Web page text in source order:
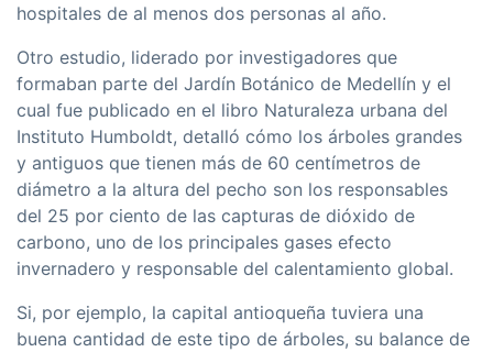
hospitales de al menos dos personas al año.
Otro estudio, liderado por investigadores que
formaban parte del Jardín Botánico de Medellín y el
cual fue publicado en el libro Naturaleza urbana del
Instituto Humboldt, detalló cómo los árboles grandes
y antiguos que tienen más de 60 centímetros de
diámetro a la altura del pecho son los responsables
del 25 por ciento de las capturas de dióxido de
carbono, uno de los principales gases efecto
invernadero y responsable del calentamiento global.
Si, por ejemplo, la capital antioqueña tuviera una
buena cantidad de este tipo de árboles, su balance de